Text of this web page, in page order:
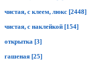
чистая, с клеем, люкс [2448]
чистая, с наклейкой [154]
открытка [3]
гашеная [25]